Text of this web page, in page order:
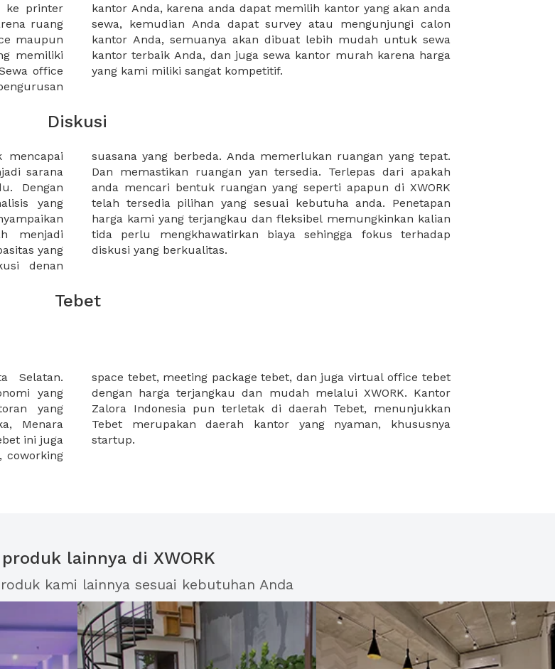
ke printer
ruang
maupun
memiliki
office
akan anda
calon
sewa
harga
yang kami miliki sangat kompetitif.
Diskusi
mencapai
sarana
Dengan
yang
menjadi
yang
denan
tepat.
apakah
XWORK
kalian
terhadap
diskusi yang berkualitas.
Tebet
Selatan.
yang
yang
Menara
ini juga
coworking
tebet
Kantor
startup.
lainnya di XWORK
kami lainnya sesuai kebutuhan Anda